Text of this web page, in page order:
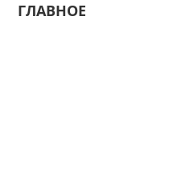
ГЛАВНОЕ